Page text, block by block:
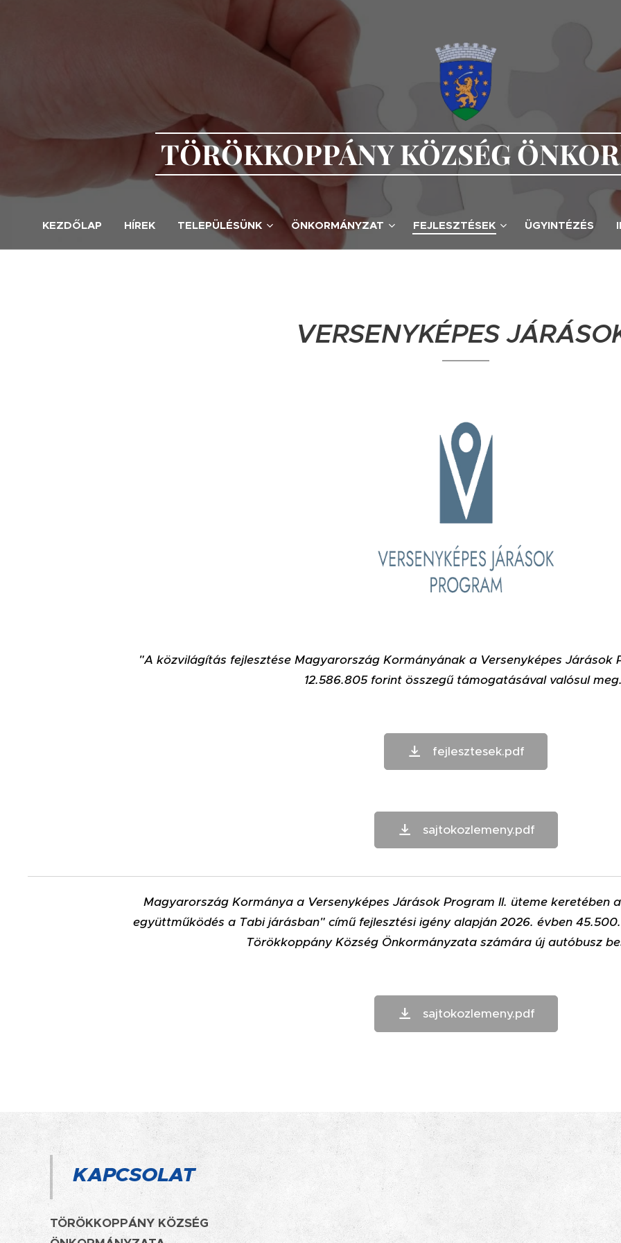
TÖRÖKKOPPÁNY KÖZSÉG
KEZDŐLAP HÍREK TELEPÜLÉSÜNK ÖNKORMÁNYZAT FEJLESZTÉSEK ÜGYINTÉZÉS
VERSENYKÉPES
"A közvilágítás fejlesztése Magyarország Kormányának a Versenyképes
12.586.805 forint összegű támogatásával valósul
fejlesztesek.pdf
sajtokozlemeny.pdf
Magyarország Kormánya a Versenyképes Járások Program II. üteme keretében
együttműködés a Tabi járásban" című fejlesztési igény alapján 2026. évben
Törökkoppány Község Önkormányzata számára új autóbusz
sajtokozlemeny.pdf
KAPCSOLAT
TÖRÖKKOPPÁNY KÖZSÉG